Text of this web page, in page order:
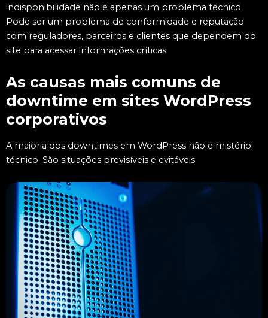
indisponibilidade não é apenas um problema técnico.
Pode ser um problema de conformidade e reputação
com reguladores, parceiros e clientes que dependem do
site para acessar informações críticas.
As causas mais comuns de
downtime em sites WordPress
corporativos
A maioria dos downtimes em WordPress não é mistério
técnico. São situações previsíveis e evitáveis.